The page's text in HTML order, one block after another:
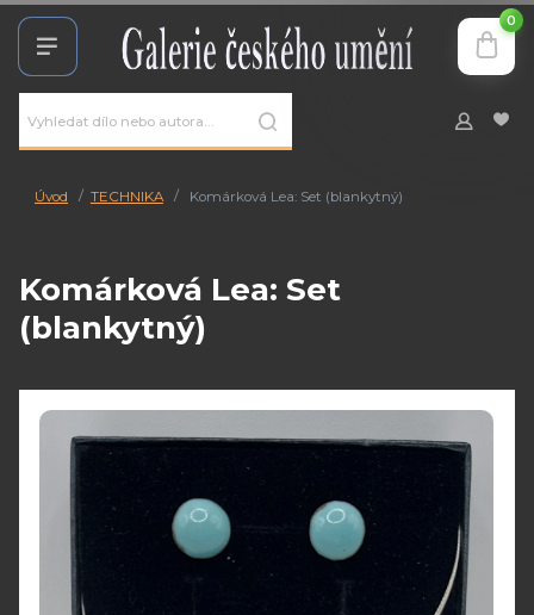
0
Úvod TECHNIKA Komárková Lea: Set (blankytný)
Komárková Lea: Set
(blankytný)